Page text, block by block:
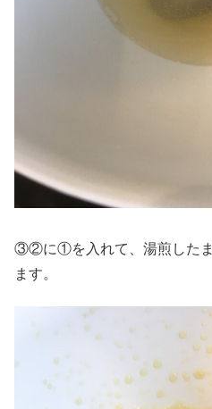
③②に①を入れて、湯煎したま
ます。